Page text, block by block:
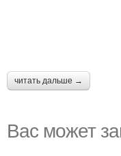
читать дальше →
Вас может